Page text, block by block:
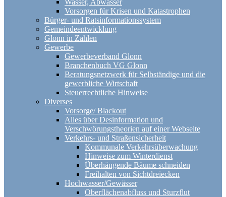
Wasser, Abwasser
Vorsorgen für Krisen und Katastrophen
Bürger- und Ratsinformationssystem
Gemeindeentwicklung
Glonn in Zahlen
Gewerbe
Gewerbeverband Glonn
Branchenbuch VG Glonn
Beratungsnetzwerk für Selbständige und die
gewerbliche Wirtschaft
Steuerrechtliche Hinweise
Diverses
Vorsorge/ Blackout
Alles über Desinformation und
Verschwörungstheorien auf einer Webseite
Verkehrs- und Straßensicherheit
Kommunale Verkehrsüberwachung
Hinweise zum Winterdienst
Überhängende Bäume schneiden
Freihalten von Sichtdreiecken
Hochwasser/Gewässer
Oberflächenabfluss und Sturzflut